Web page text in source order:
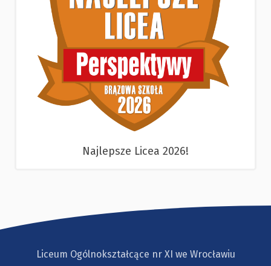
Najlepsze Licea 2026!
Liceum Ogólnokształcące nr XI we Wrocławiu